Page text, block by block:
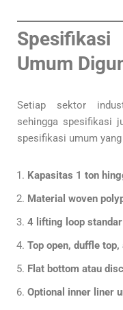
Umum
Setiap sektor
sehingga spesifikasi
spesifikasi umum
Kapasitas 1 ton
Material woven
4 lifting loop
Top open, duffle
Flat bottom atau
Optional inner liner